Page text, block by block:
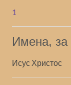
1
Имена, за
Исус Христос